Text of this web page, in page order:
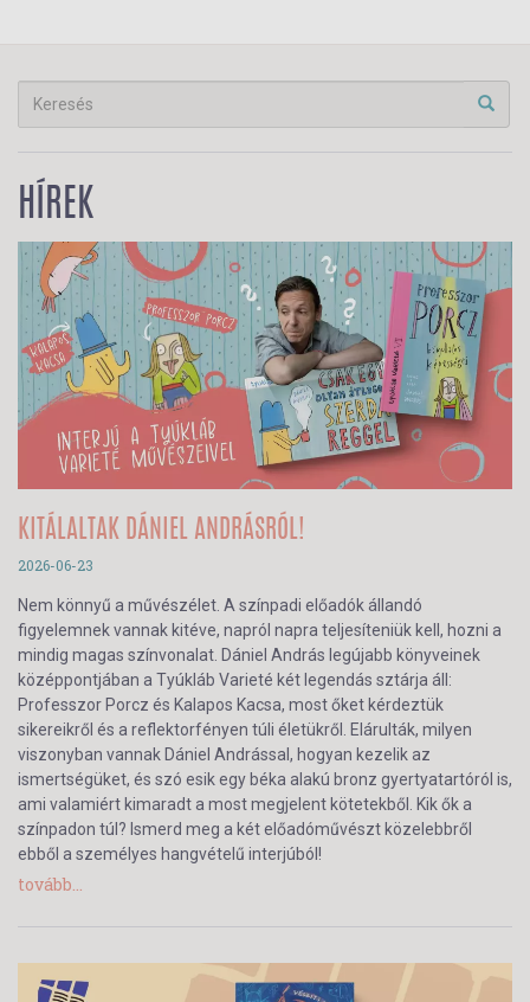
HÍREK
KITÁLALTAK DÁNIEL ANDRÁSRÓL!
2026-06-23
Nem könnyű a művészélet. A színpadi előadók állandó
figyelemnek vannak kitéve, napról napra teljesíteniük kell, hozni a
mindig magas színvonalat. Dániel András legújabb könyveinek
középpontjában a Tyúkláb Varieté két legendás sztárja áll:
Professzor Porcz és Kalapos Kacsa, most őket kérdeztük
sikereikről és a reflektorfényen túli életükről. Elárulták, milyen
viszonyban vannak Dániel Andrással, hogyan kezelik az
ismertségüket, és szó esik egy béka alakú bronz gyertyatartóról is,
ami valamiért kimaradt a most megjelent kötetekből. Kik ők a
színpadon túl? Ismerd meg a két előadóművészt közelebbről
ebből a személyes hangvételű interjúból!
tovább...